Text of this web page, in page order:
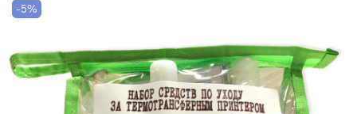
-5%